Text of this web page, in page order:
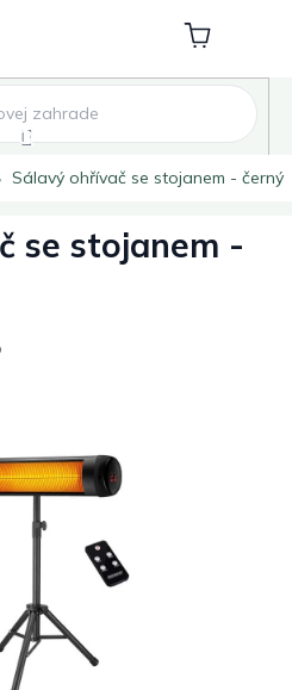
Nákupní
košík
Sálavý ohřívač se stojanem - černý
se stojanem -